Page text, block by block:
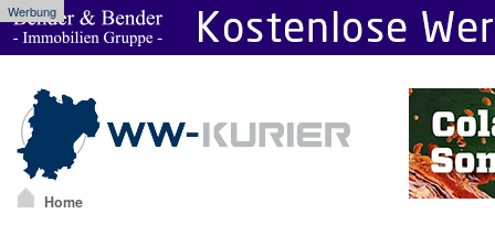
Werbung
Home